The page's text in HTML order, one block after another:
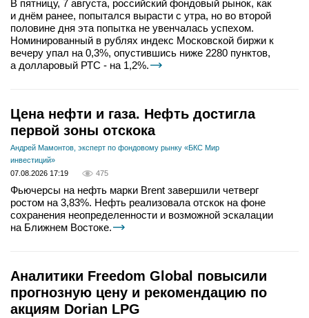
В пятницу, 7 августа, российский фондовый рынок, как
и днём ранее, попытался вырасти с утра, но во второй
половине дня эта попытка не увенчалась успехом.
Номинированный в рублях индекс Московской биржи к
вечеру упал на 0,3%, опустившись ниже 2280 пунктов,
а долларовый РТС - на 1,2%.
Цена нефти и газа. Нефть достигла
первой зоны отскока
Андрей Мамонтов, эксперт по фондовому рынку «БКС Мир
инвестиций»
07.08.2026 17:19
475
Фьючерсы на нефть марки Brent завершили четверг
ростом на 3,83%. Нефть реализовала отскок на фоне
сохранения неопределенности и возможной эскалации
на Ближнем Востоке.
Аналитики Freedom Global повысили
прогнозную цену и рекомендацию по
акциям Dorian LPG